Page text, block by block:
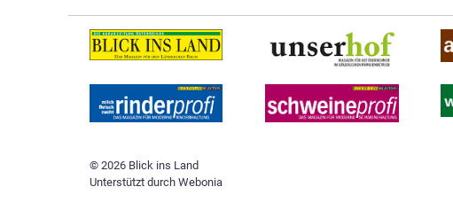
© 2026 Blick ins Land
Unterstützt durch Webonia